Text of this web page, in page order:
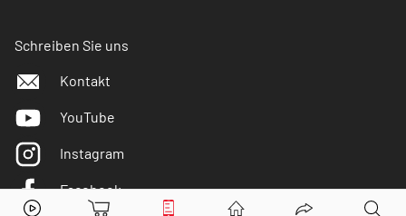
Schreiben Sie uns
Kontakt
YouTube
Instagram
Facebook